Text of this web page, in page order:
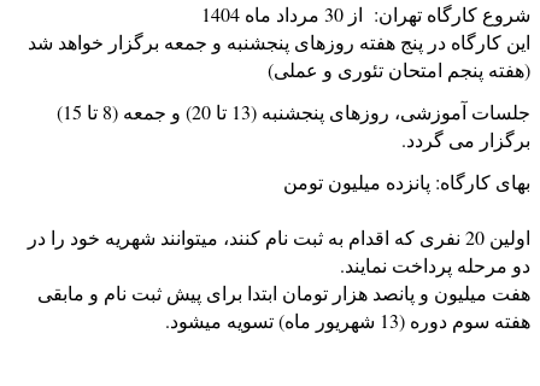
شروع کارگاه تهران: از 30 مرداد ماه 1404
این کارگاه در پنج هفته روزهای پنجشنبه و جمعه برگزار خواهد شد
(هفته پنجم امتحان تئوری و عملی)
جلسات آموزشی، روزهای پنجشنبه (13 تا 20) و جمعه (8 تا 15)
برگزار می گردد.
بهای کارگاه: پانزده میلیون تومن
اولین 20 نفری که اقدام به ثبت نام کنند، میتوانند شهریه خود را در
دو مرحله پرداخت نمایند.
هفت میلیون و پانصد هزار تومان ابتدا برای پیش ثبت نام و مابقی
هفته سوم دوره (13 شهریور ماه) تسویه میشود.